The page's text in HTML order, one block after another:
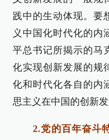
践中的生动体现。要
义中国化时代化的内
平总书记所揭示的马
化实现创新发展的规
化和时代化各自的内
思主义在中国的创新发
2.党的百年奋斗